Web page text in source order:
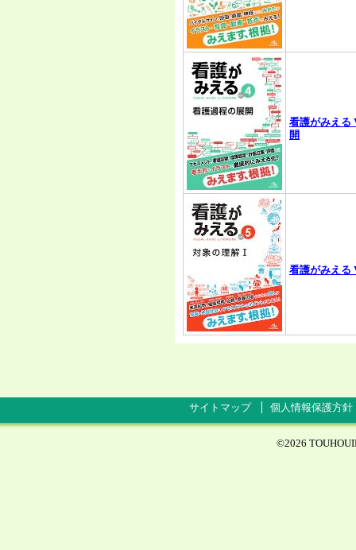
看護がみえる
開
看護がみえる
サイトマップ 個人情報保護方針
©2026